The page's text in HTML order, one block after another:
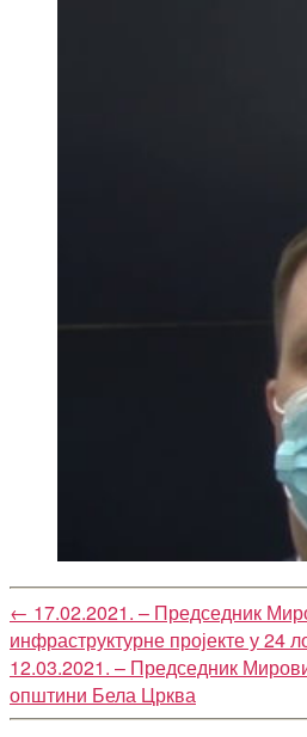
← 17.02.2021. – Председник
инфраструктурне пројекте у 24
12.03.2021. – Председник
општини Бела Црква